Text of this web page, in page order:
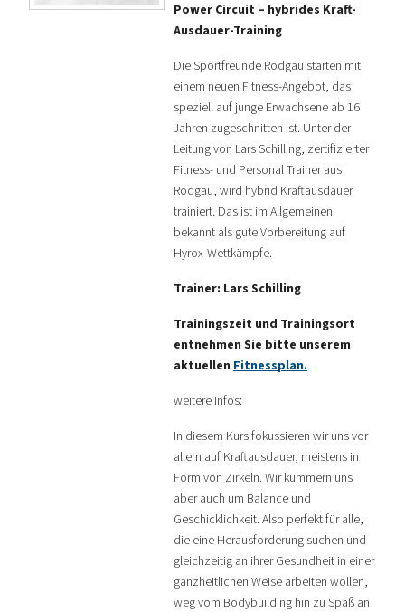
Power Circuit – hybrides Kraft-
Ausdauer-Training
Die Sportfreunde Rodgau starten mit
einem neuen Fitness-Angebot, das
speziell auf junge Erwachsene ab 16
Jahren zugeschnitten ist. Unter der
Leitung von Lars Schilling, zertifizierter
Fitness- und Personal Trainer aus
Rodgau, wird hybrid Kraftausdauer
trainiert. Das ist im Allgemeinen
bekannt als gute Vorbereitung auf
Hyrox-Wettkämpfe.
Trainer: Lars Schilling
Trainingszeit und Trainingsort
entnehmen Sie bitte unserem
aktuellen Fitnessplan.
weitere Infos:
In diesem Kurs fokussieren wir uns vor
allem auf Kraftausdauer, meistens in
Form von Zirkeln. Wir kümmern uns
aber auch um Balance und
Geschicklichkeit. Also perfekt für alle,
die eine Herausforderung suchen und
gleichzeitig an ihrer Gesundheit in einer
ganzheitlichen Weise arbeiten wollen,
weg vom Bodybuilding hin zu Spaß an